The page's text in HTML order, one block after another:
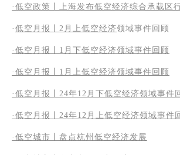
·低空政策丨上海发布低空经济综合承载区
· 低空月报丨2月上低空经济领域事件回顾
·低空月报丨1月下低空经济领域事件回顾
·低空月报丨1月上低空经济领域事件回顾
·低空月报丨24年12月下低空经济领域事件
·低空月报丨24年12月上低空经济领域事件
·低空城市丨盘点杭州低空经济发展